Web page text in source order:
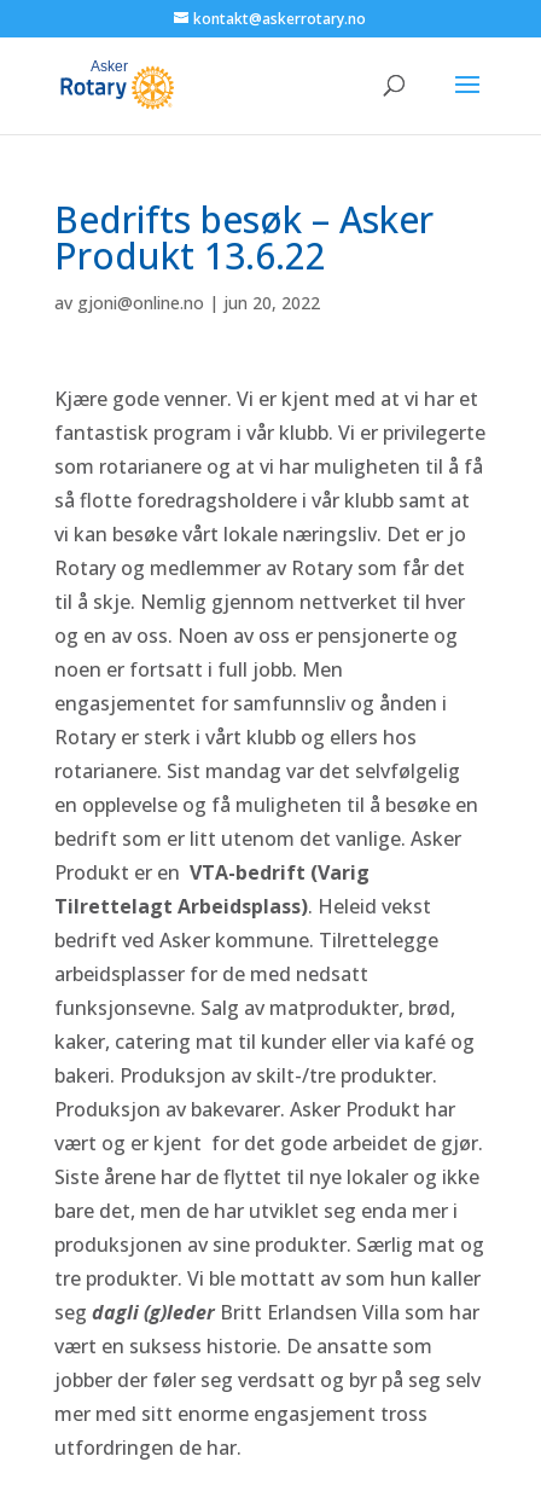
kontakt@askerrotary.no
Bedrifts besøk – Asker
Produkt 13.6.22
av gjoni@online.no | jun 20, 2022
Kjære gode venner. Vi er kjent med at vi har et
fantastisk program i vår klubb. Vi er privilegerte
som rotarianere og at vi har muligheten til å få
så flotte foredragsholdere i vår klubb samt at
vi kan besøke vårt lokale næringsliv. Det er jo
Rotary og medlemmer av Rotary som får det
til å skje. Nemlig gjennom nettverket til hver
og en av oss. Noen av oss er pensjonerte og
noen er fortsatt i full jobb. Men
engasjementet for samfunnsliv og ånden i
Rotary er sterk i vårt klubb og ellers hos
rotarianere. Sist mandag var det selvfølgelig
en opplevelse og få muligheten til å besøke en
bedrift som er litt utenom det vanlige. Asker
Produkt er en VTA-bedrift (Varig
Tilrettelagt Arbeidsplass). Heleid vekst
bedrift ved Asker kommune. Tilrettelegge
arbeidsplasser for de med nedsatt
funksjonsevne. Salg av matprodukter, brød,
kaker, catering mat til kunder eller via kafé og
bakeri. Produksjon av skilt-/tre produkter.
Produksjon av bakevarer. Asker Produkt har
vært og er kjent for det gode arbeidet de gjør.
Siste årene har de flyttet til nye lokaler og ikke
bare det, men de har utviklet seg enda mer i
produksjonen av sine produkter. Særlig mat og
tre produkter. Vi ble mottatt av som hun kaller
seg dagli (g)leder Britt Erlandsen Villa som har
vært en suksess historie. De ansatte som
jobber der føler seg verdsatt og byr på seg selv
mer med sitt enorme engasjement tross
utfordringen de har.